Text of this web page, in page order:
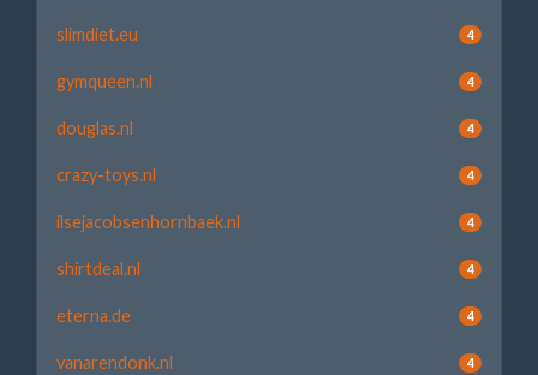
slimdiet.eu 4
gymqueen.nl 4
douglas.nl 4
crazy-toys.nl 4
ilsejacobsenhornbaek.nl 4
shirtdeal.nl 4
eterna.de 4
vanarendonk.nl 4